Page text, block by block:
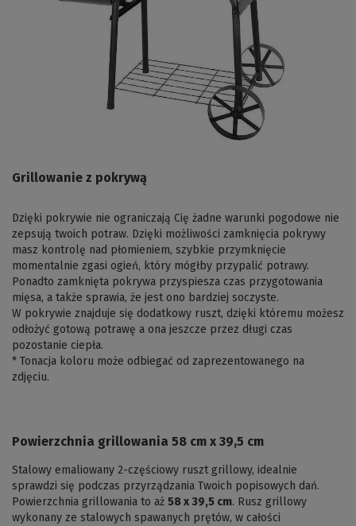
Grillowanie z pokrywą
Dzięki pokrywie nie ograniczają Cię żadne warunki pogodowe nie
zepsują twoich potraw. Dzięki możliwości zamknięcia pokrywy
masz kontrolę nad płomieniem, szybkie przymknięcie
momentalnie zgasi ogień, który mógłby przypalić potrawy.
Ponadto zamknięta pokrywa przyspiesza czas przygotowania
mięsa, a także sprawia, że jest ono bardziej soczyste.
W pokrywie znajduje się dodatkowy ruszt, dzięki któremu możesz
odłożyć gotową potrawę a ona jeszcze przez długi czas
pozostanie ciepła.
* Tonacja koloru może odbiegać od zaprezentowanego na
zdjęciu.
Powierzchnia grillowania 58 cm x 39,5 cm
Stalowy emaliowany 2-częściowy ruszt grillowy, idealnie
sprawdzi się podczas przyrządzania Twoich popisowych dań.
Powierzchnia grillowania to aż 58 x 39,5 cm. Rusz grillowy
wykonany ze stalowych spawanych prętów, w całości